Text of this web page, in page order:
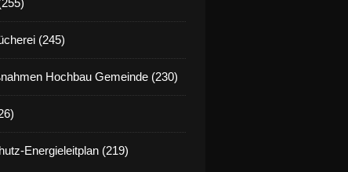
(245)
Hochbau Gemeinde (230)
Energieleitplan (219)